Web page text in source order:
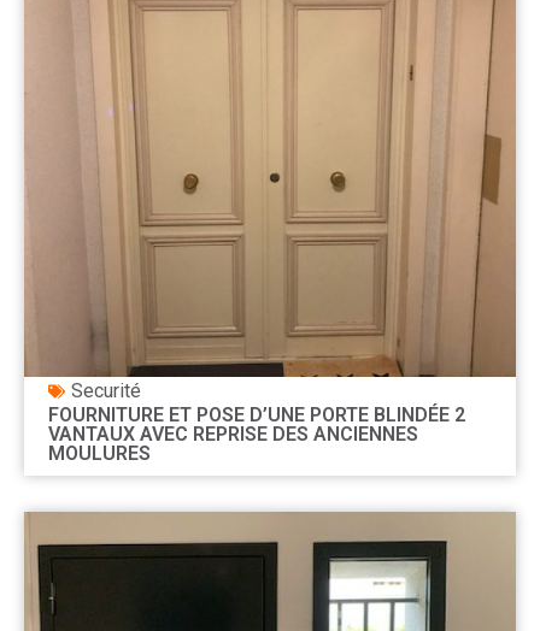
Securité
FOURNITURE ET POSE D’UNE PORTE BLINDÉE 2
VANTAUX AVEC REPRISE DES ANCIENNES
MOULURES